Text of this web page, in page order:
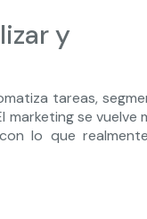
y
tareas,
se vuelve
lo que